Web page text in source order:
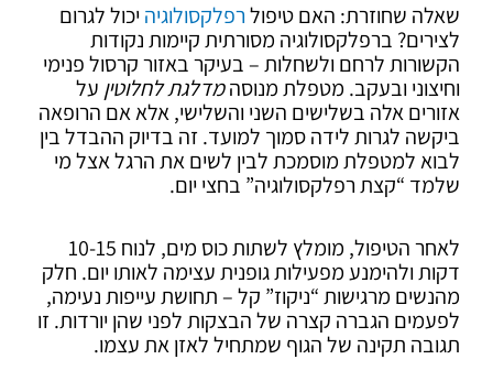
שאלה שחוזרת: האם טיפולרפלקסולוגיהיכול לגרום
לצירים? ברפלקסולוגיה מסורתית קיימות נקודות
הקשורות לרחם ולשחלות – בעיקר באזור קרסול פנימי
וחיצוני ובעקב. מטפלת מנוסהמדלגת לחלוטין על
אזורים אלה בשלישים השני והשלישי, אלא אם הרופאה
ביקשה לגרות לידה סמוך למועד. זה בדיוק ההבדל בין
לבוא למטפלת מוסמכת לבין לשים את הרגל אצל מי
שלמד “קצת רפלקסולוגיה” בחצי יום.
לאחר הטיפול, מומלץ לשתות כוס מים, לנוח 10-15
דקות ולהימנע מפעילות גופנית עצימה לאותו יום. חלק
מהנשים מרגישות “ניקוז” קל – תחושת עייפות נעימה,
לפעמים הגברה קצרה של הבצקות לפני שהן יורדות. זו
תגובה תקינה של הגוף שמתחיל לאזן את עצמו.